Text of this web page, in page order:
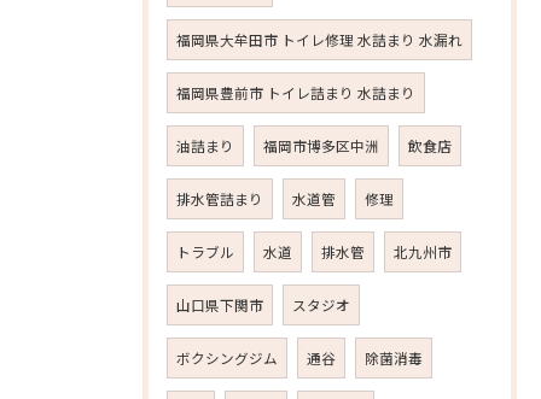
福岡県大牟田市 トイレ修理 水詰まり 水漏れ
福岡県豊前市 トイレ詰まり 水詰まり
油詰まり 福岡市博多区中洲 飲食店
排水管詰まり 水道管 修理
トラブル 水道 排水管 北九州市
山口県下関市 スタジオ
ボクシングジム 通谷 除菌消毒